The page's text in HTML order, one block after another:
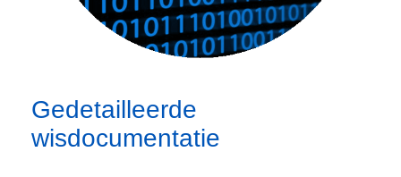
Gedetailleerde
wisdocumentatie